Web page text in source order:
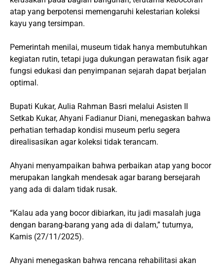
atap yang berpotensi memengaruhi kelestarian koleksi
kayu yang tersimpan.
Pemerintah menilai, museum tidak hanya membutuhkan
kegiatan rutin, tetapi juga dukungan perawatan fisik agar
fungsi edukasi dan penyimpanan sejarah dapat berjalan
optimal.
Bupati Kukar, Aulia Rahman Basri melalui Asisten II
Setkab Kukar, Ahyani Fadianur Diani, menegaskan bahwa
perhatian terhadap kondisi museum perlu segera
direalisasikan agar koleksi tidak terancam.
Ahyani menyampaikan bahwa perbaikan atap yang bocor
merupakan langkah mendesak agar barang bersejarah
yang ada di dalam tidak rusak.
“Kalau ada yang bocor dibiarkan, itu jadi masalah juga
dengan barang-barang yang ada di dalam,” tuturnya,
Kamis (27/11/2025).
Ahyani menegaskan bahwa rencana rehabilitasi akan